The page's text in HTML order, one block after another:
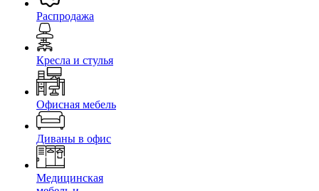
Распродажа
Кресла и стулья
Офисная мебель
Диваны в офис
Медицинская